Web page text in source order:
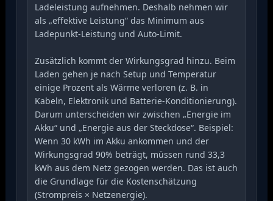
Ladeleistung aufnehmen. Deshalb nehmen wir
als „effektive Leistung“ das Minimum aus
Ladepunkt-Leistung und Auto-Limit.
Zusätzlich kommt der Wirkungsgrad hinzu. Beim
Laden gehen je nach Setup und Temperatur
einige Prozent als Wärme verloren (z. B. in
Kabeln, Elektronik und Batterie-Konditionierung).
Darum unterscheiden wir zwischen „Energie im
Akku“ und „Energie aus der Steckdose“. Beispiel:
Wenn 30 kWh im Akku ankommen und der
Wirkungsgrad 90% beträgt, müssen rund 33,3
kWh aus dem Netz gezogen werden. Das ist auch
die Grundlage für die Kostenschätzung
(Strompreis × Netzenergie).